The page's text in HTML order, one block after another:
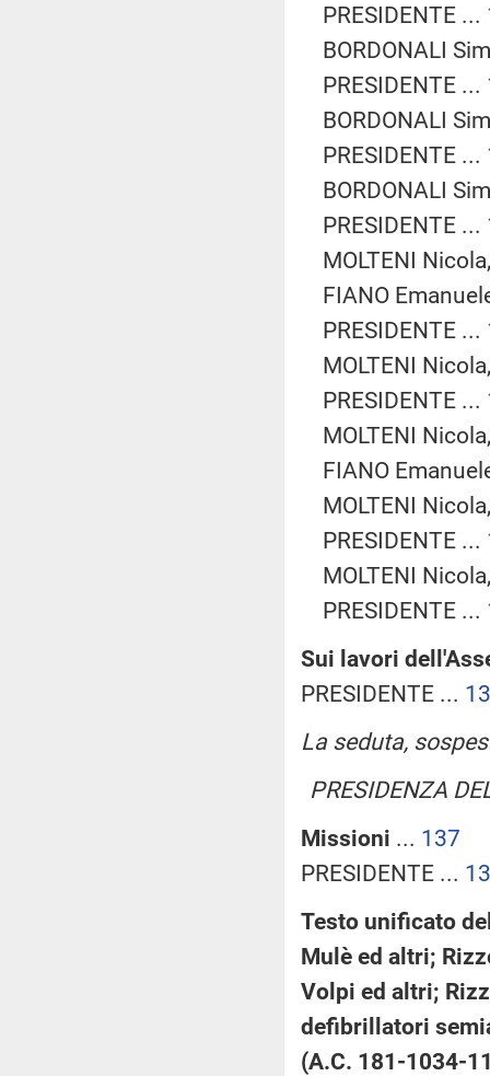
PRESIDENTE ...
BORDONALI
PRESIDENTE ...
BORDONALI
PRESIDENTE ...
BORDONALI
PRESIDENTE ...
MOLTENI
FIANO
PRESIDENTE ...
MOLTENI
PRESIDENTE ...
MOLTENI
FIANO
MOLTENI
PRESIDENTE ...
MOLTENI
PRESIDENTE ...
Sui lavori
PRESIDENTE ...
La seduta,
PRESIDENZA
Missioni ... 137
PRESIDENTE ...
Testo unificato
Mulè ed altri;
Volpi ed altri;
defibrillatori
(A.C. 181-1034-